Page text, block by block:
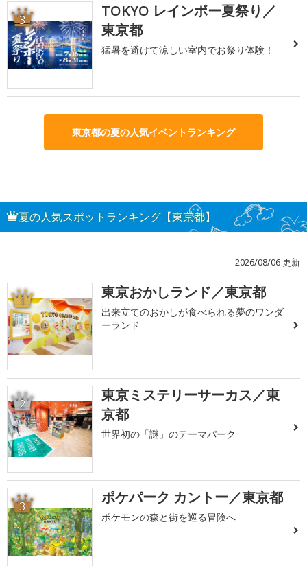
3
TOKYO レインボー夏祭り／
東京都
猛暑を避けて涼しい室内でお祭り体験！
東京都の夏の人気イベントランキング
夏の人気スポットランキング【東京都】
2026/08/06 更新
1 東京おかしランド／東京都
出来立てのおかしが食べられる夢のワンダ
ーランド
2
東京ミステリーサーカス／東
京都
世界初の「謎」のテーマパーク
3 ポケパーク カントー／東京都
ポケモンの森と街を巡る冒険へ